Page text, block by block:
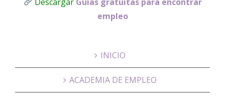
empleo
INICIO
ACADEMIA DE EMPLEO